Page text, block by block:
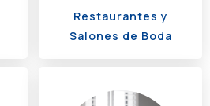
Restaurantes y
Salones de Boda